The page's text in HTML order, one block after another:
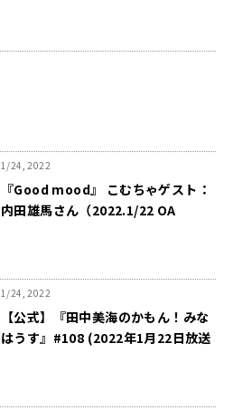
1/24, 2022
『Good mood』 こむちゃゲスト：
内田雄馬さん（2022.1/22 OA
1/24, 2022
【公式】『田中美海のかもん！みな
はうす』#108 (2022年1月22日放送